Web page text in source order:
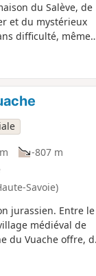
du Salève, de
et du mystérieux
difficulté, même
-807 m
Savoie)
jurassien. Entre le
médiéval de
du Vuache offre,